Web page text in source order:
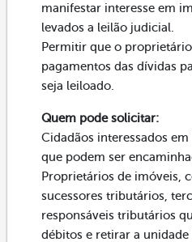
manifestar interesse em
levados a leilão judicial.
Permitir que o
pagamentos das dívidas
seja leiloado.
Quem pode solicitar:
Cidadãos interessados
que podem ser
Proprietários de imóveis,
sucessores tributários,
responsáveis tributários
débitos e retirar a